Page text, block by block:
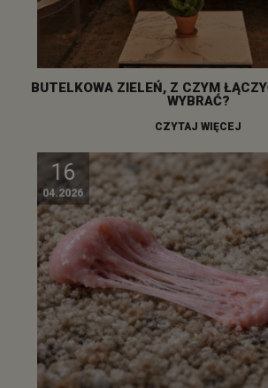
BUTELKOWA ZIELEŃ, Z CZYM
WYBRAĆ?
CZYTAJ WIĘCEJ
16
04.2026